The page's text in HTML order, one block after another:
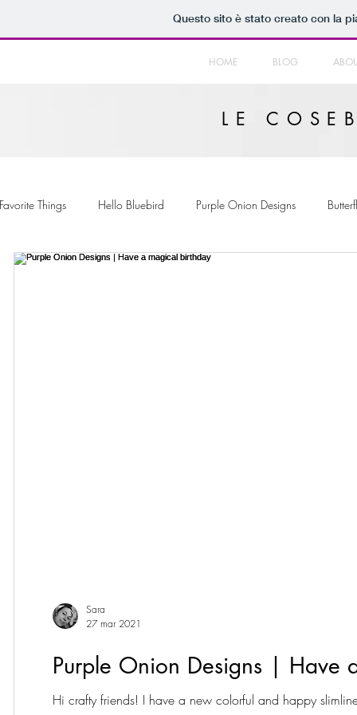
Questo sito è stato creato con la
HOME BLOG
LE
Things Hello Bluebird Purple Onion Designs
on Christmas
Purple Onion Designs | Have
Hi crafty friends! I have a new colorful and happy
Sara
27 mar 2021